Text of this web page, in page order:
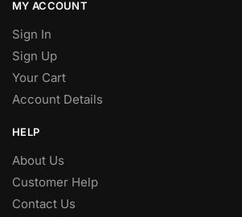
MY ACCOUNT
Sign In
Sign Up
Your Cart
Account Details
HELP
About Us
Customer Help
Contact Us